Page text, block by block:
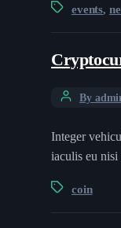
events,
By
Integer
iaculis eu
coin